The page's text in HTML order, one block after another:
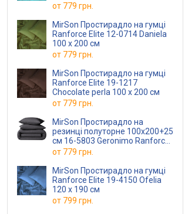
от 779 грн.
MirSon Простирадло на гумці
Ranforce Elite 12-0714 Daniela
100 х 200 см
от 779 грн.
MirSon Простирадло на гумці
Ranforce Elite 19-1217
Chocolate perla 100 х 200 см
от 779 грн.
MirSon Простирадло на
резинці полуторне 100x200+25
см 16-5803 Geronimo Ranforce
Elite
от 779 грн.
MirSon Простирадло на гумці
Ranforce Elite 19-4150 Ofelia
120 х 190 см
от 799 грн.